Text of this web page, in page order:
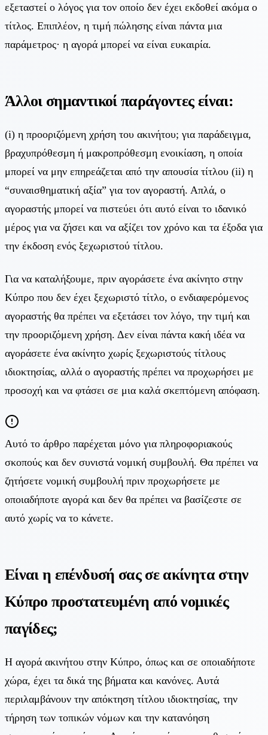
εξεταστεί ο λόγος για τον οποίο δεν έχει εκδοθεί ακόμα ο
τίτλος. Επιπλέον, η τιμή πώλησης είναι πάντα μια
παράμετρος· η αγορά μπορεί να είναι ευκαιρία.
Άλλοι σημαντικοί παράγοντες είναι:
(i) η προοριζόμενη χρήση του ακινήτου; για παράδειγμα,
βραχυπρόθεσμη ή μακροπρόθεσμη ενοικίαση, η οποία
μπορεί να μην επηρεάζεται από την απουσία τίτλου (ii) η
“συναισθηματική αξία” για τον αγοραστή. Απλά, ο
αγοραστής μπορεί να πιστεύει ότι αυτό είναι το ιδανικό
μέρος για να ζήσει και να αξίζει τον χρόνο και τα έξοδα για
την έκδοση ενός ξεχωριστού τίτλου.
Για να καταλήξουμε, πριν αγοράσετε ένα ακίνητο στην
Κύπρο που δεν έχει ξεχωριστό τίτλο, ο ενδιαφερόμενος
αγοραστής θα πρέπει να εξετάσει τον λόγο, την τιμή και
την προοριζόμενη χρήση. Δεν είναι πάντα κακή ιδέα να
αγοράσετε ένα ακίνητο χωρίς ξεχωριστούς τίτλους
ιδιοκτησίας, αλλά ο αγοραστής πρέπει να προχωρήσει με
προσοχή και να φτάσει σε μια καλά σκεπτόμενη απόφαση.
Αυτό το άρθρο παρέχεται μόνο για πληροφοριακούς
σκοπούς και δεν συνιστά νομική συμβουλή. Θα πρέπει να
ζητήσετε νομική συμβουλή πριν προχωρήσετε με
οποιαδήποτε αγορά και δεν θα πρέπει να βασίζεστε σε
αυτό χωρίς να το κάνετε.
Είναι η επένδυσή σας σε ακίνητα στην
Κύπρο προστατευμένη από νομικές
παγίδες;
Η αγορά ακινήτου στην Κύπρο, όπως και σε οποιαδήποτε
χώρα, έχει τα δικά της βήματα και κανόνες. Αυτά
περιλαμβάνουν την απόκτηση τίτλου ιδιοκτησίας, την
τήρηση των τοπικών νόμων και την κατανόηση